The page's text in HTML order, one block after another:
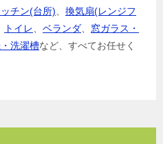
チン(台所)
換気扇(レンジフ
トイレ ベランダ
窓ガラス・
洗濯槽など、すべてお任せく